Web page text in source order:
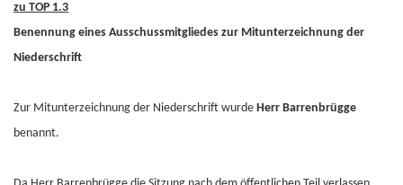
zu TOP 1.3
Benennung eines Ausschussmitgliedes zur Mitunterzeichnung der
Niederschrift
Zur Mitunterzeichnung der Niederschrift wurde Herr Barrenbrügge
benannt.